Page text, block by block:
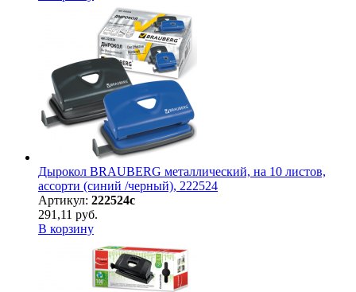
Дырокол BRAUBERG металлический, на 10 листов,
ассорти (синий /черный), 222524
Артикул: 222524с
291,11 руб.
В корзину